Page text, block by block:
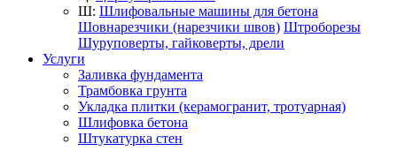
Ш: Шлифовальные машины для бетона
Шовнарезчики (нарезчики швов) Штроборезы
Шуруповерты, гайковерты, дрели
Услуги
Заливка фундамента
Трамбовка грунта
Укладка плитки (керамогранит, тротуарная)
Шлифовка бетона
Штукатурка стен